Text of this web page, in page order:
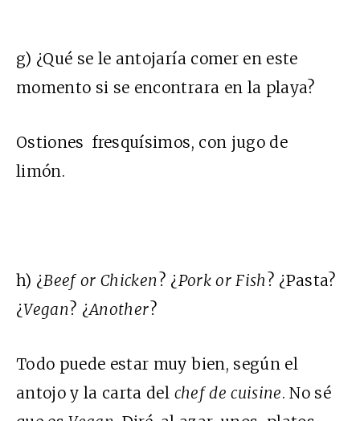
g) ¿Qué se le antojaría comer en este
momento si se encontrara en la playa?
Ostiones fresquísimos, con jugo de
limón.
h) ¿Beef or Chicken ? ¿Pork or Fish ? ¿Pasta?
¿Vegan? ¿Another?
Todo puede estar muy bien, según el
antojo y la carta del chef de cuisine. No sé